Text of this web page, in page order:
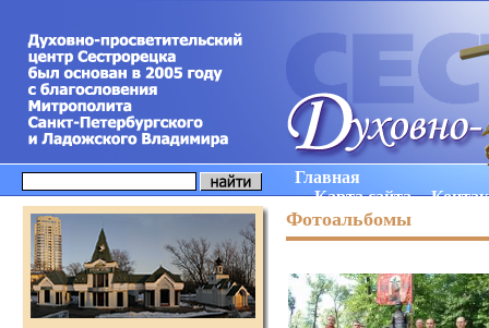
Главная
Карта сайта
Фотоальбомы